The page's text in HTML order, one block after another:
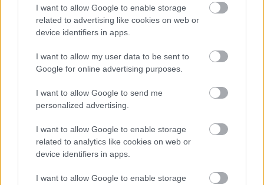
I want to allow Google to enable storage
related to advertising like cookies on web or
device identifiers in apps.
I want to allow my user data to be sent to
Google for online advertising purposes.
I want to allow Google to send me
personalized advertising.
I want to allow Google to enable storage
related to analytics like cookies on web or
device identifiers in apps.
I want to allow Google to enable storage
@Dinin:
Teljesen igazad van.
laspalmas
17 éve
Gyurcsány és stábja a 2-es villamossal ment ma
dolgozni. Persze nem felejtették el ezt lefényképezni
szerdaig_marad_a_szmog.93639.html